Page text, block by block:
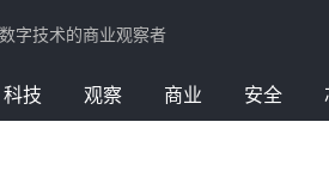
字技术的商业观察者
科技 观察 商业 安全